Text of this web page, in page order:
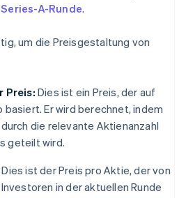
Series-A-Runde.
um die Preisgestaltung von
Preis: Dies ist ein Preis, der auf
basiert. Er wird berechnet, indem
die relevante Aktienanzahl
geteilt wird.
Dies ist der Preis pro Aktie, der von
in der aktuellen Runde